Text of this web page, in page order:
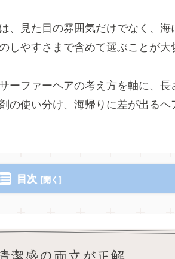
、見た目の雰囲気だけでなく、海
やすさまで含めて選ぶことが大
ーファーヘアの考え方を軸に、長
の使い分け、海帰りに差が出るヘ
目次